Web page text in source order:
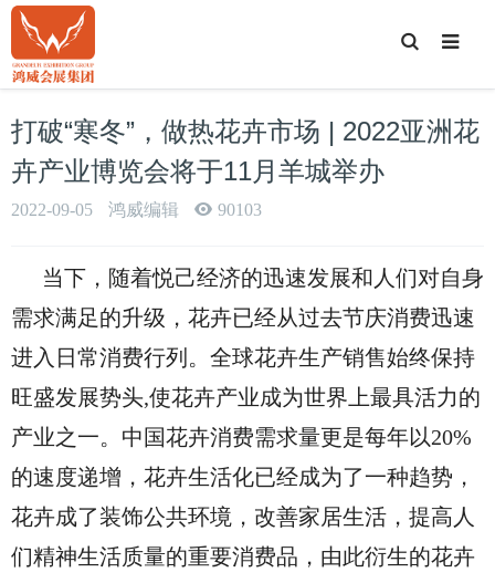
T
o
g
e
S
e
打破“寒冬”，做热花卉市场 | 2022亚洲花
卉产业博览会将于11月羊城举办
2022-09-05 鸿威编辑 90103
当下，随着悦己经济的迅速发展和人们对自身
需求满足的升级，花卉已经从过去节庆消费迅速
进入日常消费行列。全球花卉生产销售始终保持
旺盛发展势头,使花卉产业成为世界上最具活力的
产业之一。中国花卉消费需求量更是每年以20%
的速度递增，花卉生活化已经成为了一种趋势，
花卉成了装饰公共环境，改善家居生活，提高人
们精神生活质量的重要消费品，由此衍生的花卉